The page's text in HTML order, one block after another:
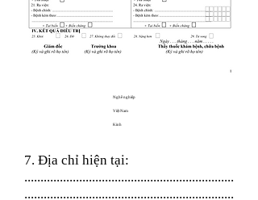
Nghề nghiệp
Việt Nam
Kinh
7. Địa chỉ hiện tại:
.................................................................
.................................................................